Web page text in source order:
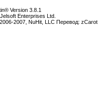
Version 3.8.1
Enterprises Ltd.
2007, NuHit, LLC Перевод: zCarot